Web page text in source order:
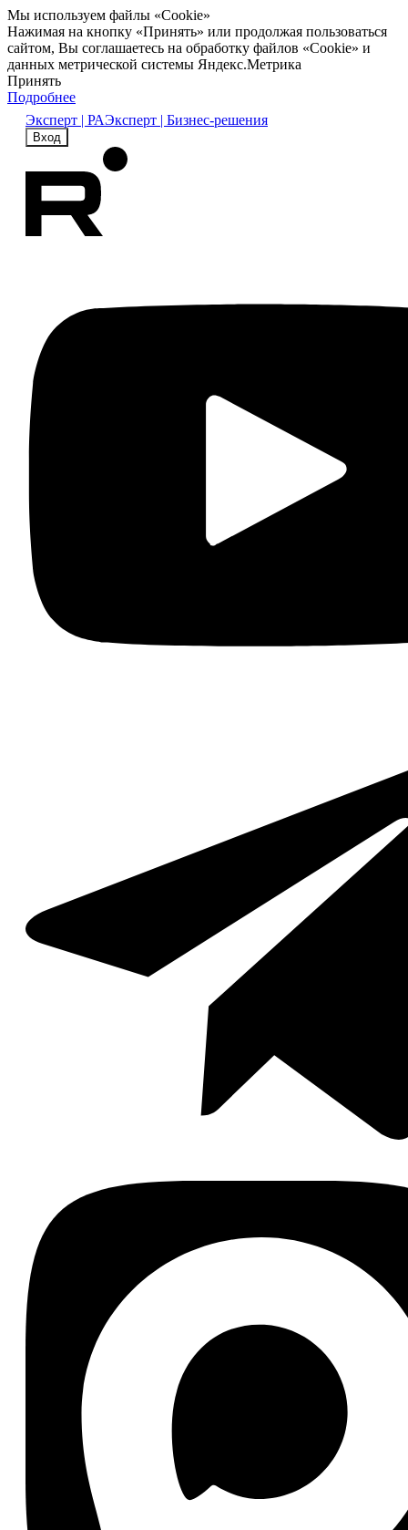
Мы используем файлы «Cookie»
Нажимая на кнопку «Принять» или продолжая пользоваться
сайтом, Вы соглашаетесь на обработку файлов «Cookie» и
данных метрической системы Яндекс.Метрика
Принять
Подробнее
Эксперт | РАЭксперт | Бизнес-решения
Вход